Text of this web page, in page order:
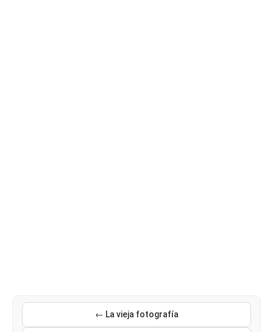
← La vieja fotografía